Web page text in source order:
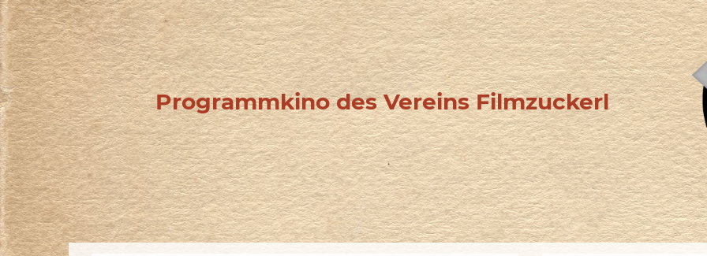
Programmkino des Vereins Filmzuckerl